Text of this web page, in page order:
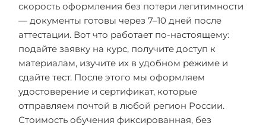
скорость оформления без потери легитимности
— документы готовы через 7–10 дней после
аттестации. Вот что работает по-настоящему:
подайте заявку на курс, получите доступ к
материалам, изучите их в удобном режиме и
сдайте тест. После этого мы оформляем
удостоверение и сертификат, которые
отправляем почтой в любой регион России.
Стоимость обучения фиксированная, без